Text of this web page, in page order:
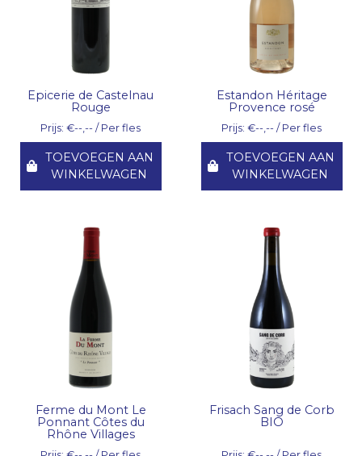
Epicerie de Castelnau
Rouge
Prijs: €--,-- / Per fles
TOEVOEGEN AAN
WINKELWAGEN
Estandon Héritage
Provence rosé
Prijs: €--,-- / Per fles
TOEVOEGEN AAN
WINKELWAGEN
Ferme du Mont Le
Ponnant Côtes du
Rhône Villages
Frisach Sang de Corb
BIO